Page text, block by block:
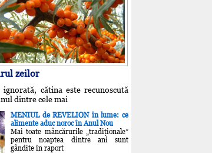
zeilor
cătina este recunoscută
dintre cele mai
MENIUL de REVELION în lume: ce
alimente aduc noroc în Anul Nou
Mai toate mâncărurile „tradiţionale”
pentru noaptea dintre ani sunt
gândite în raport